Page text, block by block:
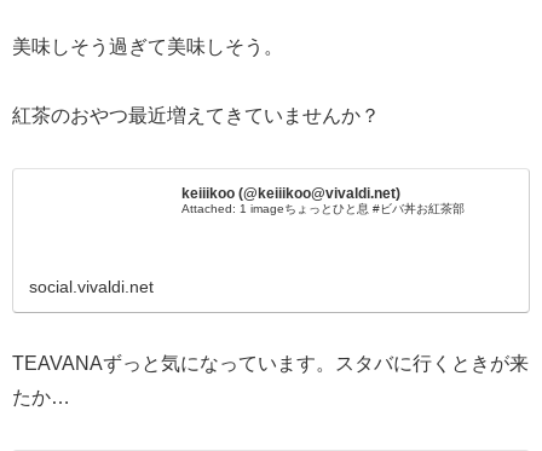
美味しそう過ぎて美味しそう。
紅茶のおやつ最近増えてきていませんか？
keiiikoo (@keiiikoo@vivaldi.net)
Attached: 1 imageちょっとひと息 #ビバ丼お紅茶部
social.vivaldi.net
TEAVANAずっと気になっています。スタバに行くときが来
たか…